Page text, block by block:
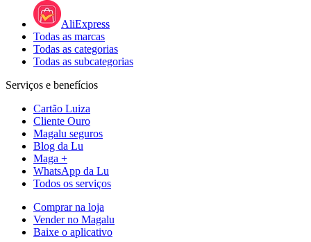
AliExpress
Todas as marcas
Todas as categorias
Todas as subcategorias
Serviços e benefícios
Cartão Luiza
Cliente Ouro
Magalu seguros
Blog da Lu
Maga +
WhatsApp da Lu
Todos os serviços
Comprar na loja
Vender no Magalu
Baixe o aplicativo